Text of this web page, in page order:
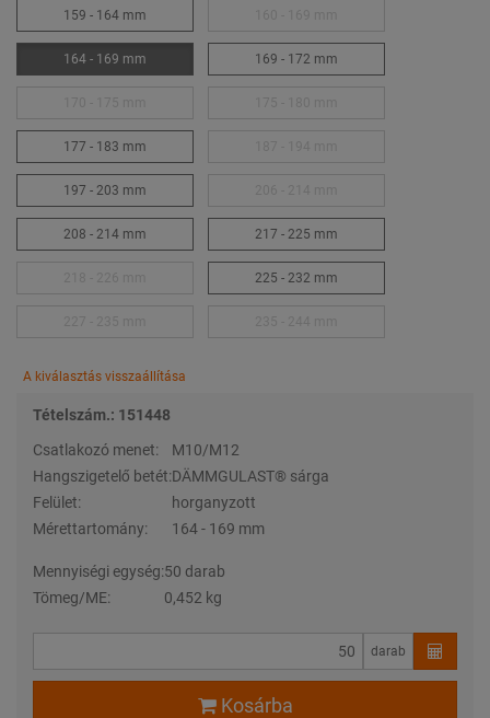
159 - 164 mm
164 - 169 mm 169 - 172 mm
177 - 183 mm
197 - 203 mm
208 - 214 mm 217 - 225 mm
225 - 232 mm
A kiválasztás visszaállítása
Tételszám.: 151448
Csatlakozó menet:
M10/M12
Hangszigetelő betét:DÄMMGULAST® sárga
Felület:
horganyzott
Mérettartomány:
164 - 169 mm
Mennyiségi egység:50 darab
Tömeg/ME:
0,452 kg
darab
Kosárba